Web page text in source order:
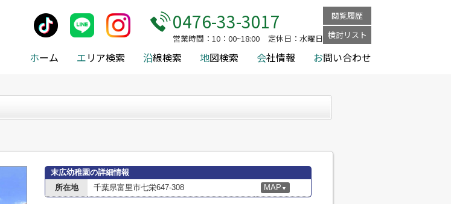
0476-33-3017
営業時間： 10：00~18:00 定休日： 水曜日
閲覧履歴
検討リスト
ホーム エリア検索 沿線検索 地図検索 会社情報 お問い合わせ
富里市の幼稚園 末広幼稚園
末広幼稚園の詳細情報
所在地
千葉県富里市七栄647-308 MAP ▼